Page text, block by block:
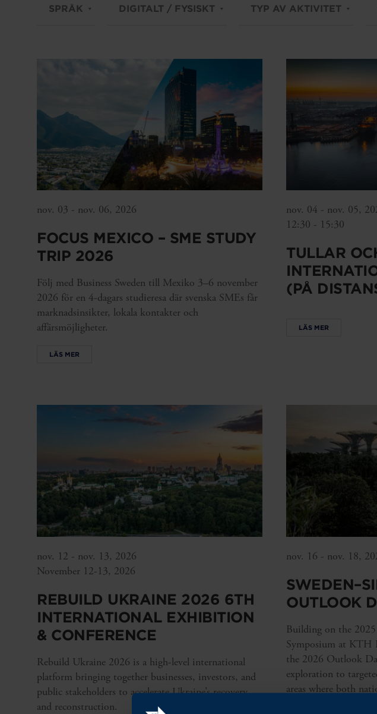
SPRÅK DIGITALT / FYSISKT TYP AV AKTIVITET
nov. 03 - nov. 06, 2026
FOCUS MEXICO – SME STUDY
TRIP 2026
Följ med Business Sweden till Mexiko 3–6 november
2026 för en 4-dagars studieresa där svenska SMEs får
marknadsinsikter, lokala kontakter och
affärsmöjligheter.
LÄS MER
nov. 04 - nov. 05,
12:30 - 15:30
TULLAR
(PÅ
LÄS MER
nov. 12 - nov. 13, 2026
November 12-13, 2026
REBUILD UKRAINE 2026 6TH
INTERNATIONAL EXHIBITION
& CONFERENCE
Rebuild Ukraine 2026 is a high-level international
platform bringing together businesses, investors, and
public stakeholders to accelerate Ukraine’s recovery
and reconstruction.
nov. 16 - nov. 18,
OUTLOOK
Building on the 2025
Symposium at KTH
the 2026 Outlook
exploration to
areas where both